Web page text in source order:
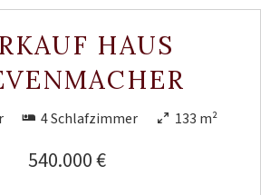
HAUS
4 Schlafzimmer 133 m²
540.000 €